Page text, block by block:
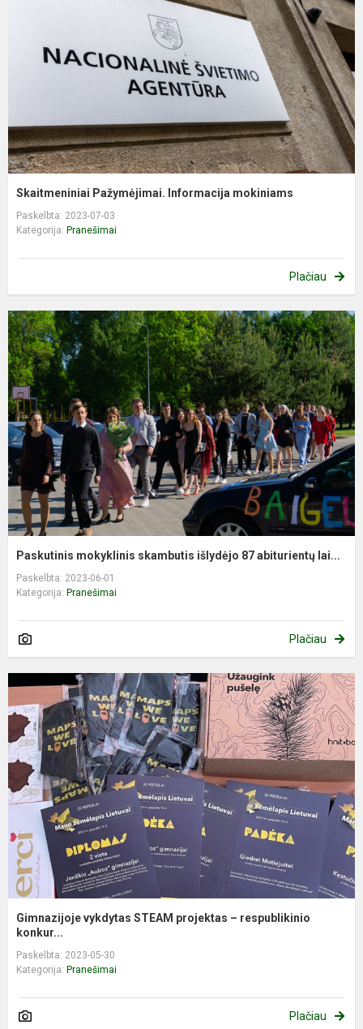
Skaitmeniniai Pažymėjimai. Informacija mokiniams
Paskelbta: 2023-07-03
Kategorija: Pranešimai
Plačiau
Paskutinis mokyklinis skambutis išlydėjo 87 abiturientų lai...
Paskelbta: 2023-06-01
Kategorija: Pranešimai
Plačiau
Gimnazijoje vykdytas STEAM projektas – respublikinio
konkur...
Paskelbta: 2023-05-30
Kategorija: Pranešimai
Plačiau